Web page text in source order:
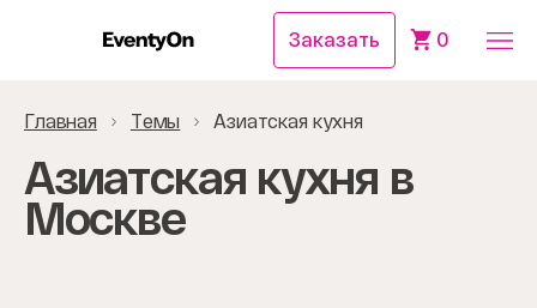
Заказать 0
Главная Темы Азиатская кухня
Азиатская кухня в
Москве